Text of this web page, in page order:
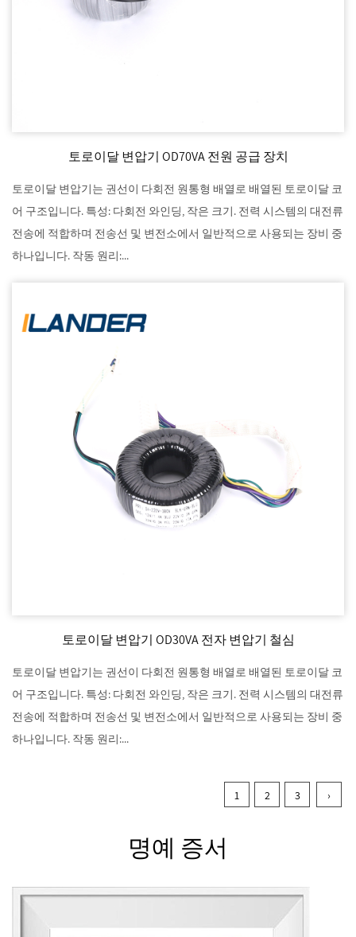
토로이달 변압기 OD70VA 전원 공급 장치
토로이달 변압기는 권선이 다회전 원통형 배열로 배열된 토로이달 코
어 구조입니다. 특성: 다회전 와인딩, 작은 크기. 전력 시스템의 대전류
전송에 적합하며 전송선 및 변전소에서 일반적으로 사용되는 장비 중
하나입니다. 작동 원리:...
토로이달 변압기 OD30VA 전자 변압기 철심
토로이달 변압기는 권선이 다회전 원통형 배열로 배열된 토로이달 코
어 구조입니다. 특성: 다회전 와인딩, 작은 크기. 전력 시스템의 대전류
전송에 적합하며 전송선 및 변전소에서 일반적으로 사용되는 장비 중
하나입니다. 작동 원리:...
1 2 3 ›
명예 증서